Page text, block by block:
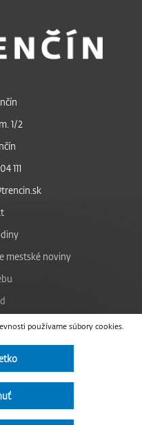
používame súbory cookies.
1/2
111
mestské noviny